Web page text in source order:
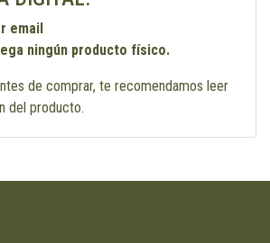
email
ningún producto físico.
de comprar, te recomendamos leer
del producto.